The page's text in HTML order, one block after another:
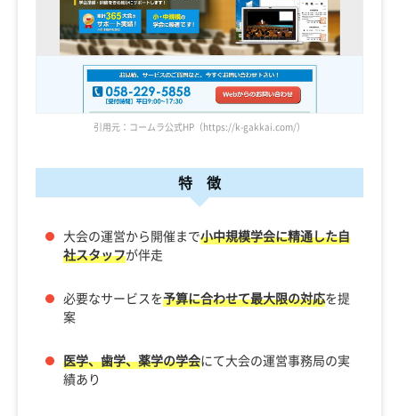
引用元：コームラ公式HP（https://k-gakkai.com/）
特 徴
大会の運営から開催まで小中規模学会に精通した自
社スタッフが伴走
必要なサービスを予算に合わせて最大限の対応を提
案
医学、歯学、薬学の学会にて大会の運営事務局の実
績あり